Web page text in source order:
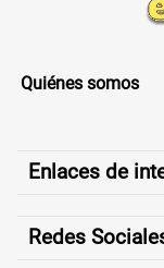
Quiénes somos
Enlaces de
Redes